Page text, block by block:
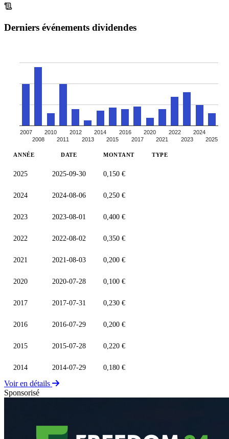
Derniers événements dividendes
2007
2008
2010
2011
2012
2013
2014
2015
2016
2017
2020
2021
2022
2023
2024
2025
ANNÉE DATE MONTANT TYPE
2025 2025-09-30 0,150 €
2024 2024-08-06 0,250 €
2023 2023-08-01 0,400 €
2022 2022-08-02 0,350 €
2021 2021-08-03 0,200 €
2020 2020-07-28 0,100 €
2017 2017-07-31 0,230 €
2016 2016-07-29 0,200 €
2015 2015-07-28 0,220 €
2014 2014-07-29 0,180 €
Voir en détails
Sponsorisé